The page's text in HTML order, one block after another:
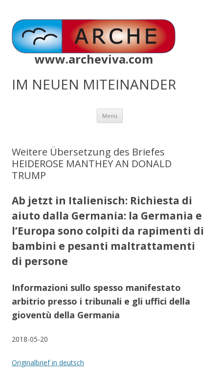
www.archeviva.com
IM NEUEN MITEINANDER
Menü Zum
springen
Weitere Übersetzung des Briefes
HEIDEROSE MANTHEY AN DONALD
TRUMP
Ab jetzt in Italienisch: Richiesta di
aiuto dalla Germania: la Germania e
l’Europa sono colpiti da rapimenti di
bambini e pesanti maltrattamenti
di persone
Informazioni sullo spesso manifestato
arbitrio presso i tribunali e gli uffici della
gioventù della Germania
2018-05-20
Originalbrief in deutsch